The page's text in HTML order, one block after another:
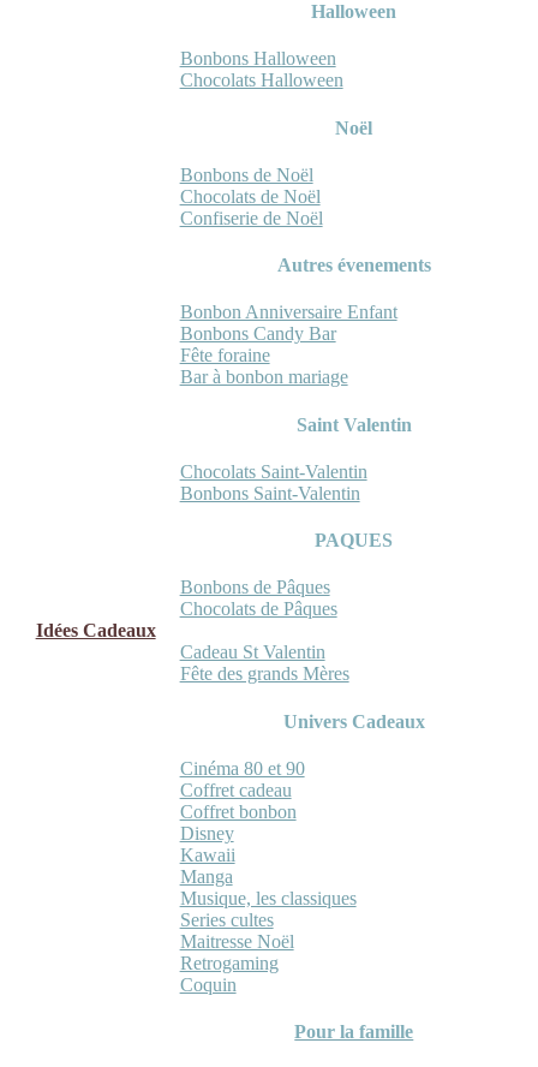
Halloween
Bonbons Halloween
Chocolats Halloween
Noël
Bonbons de Noël
Chocolats de Noël
Confiserie de Noël
Autres évenements
Bonbon Anniversaire Enfant
Bonbons Candy Bar
Fête foraine
Bar à bonbon mariage
Saint Valentin
Chocolats Saint-Valentin
Bonbons Saint-Valentin
PAQUES
Bonbons de Pâques
Chocolats de Pâques
Idées Cadeaux
Cadeau St Valentin
Fête des grands Mères
Univers Cadeaux
Cinéma 80 et 90
Coffret cadeau
Coffret bonbon
Disney
Kawaii
Manga
Musique, les classiques
Series cultes
Maitresse Noël
Retrogaming
Coquin
Pour la famille